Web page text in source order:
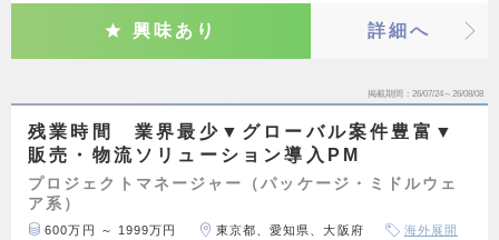
興味あり 詳細へ
掲載期間 26/07/24～26/08/08
残業時間 業界最少▼グローバル案件豊富▼
販売・物流ソリューション導入PM
プロジェクトマネージャー（パッケージ・ミドルウェ
ア系）
600万円 ～ 1999万円 東京都、愛知県、大阪府
海外展開